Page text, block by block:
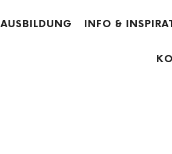
AUSBILDUNG INFO &